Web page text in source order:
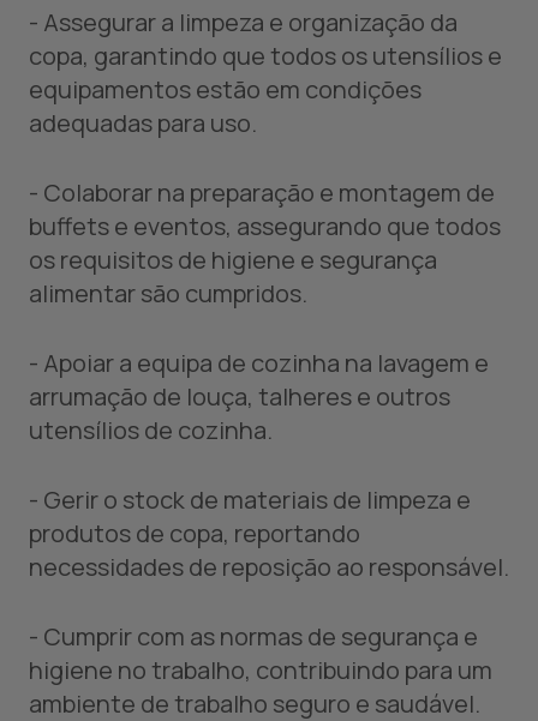
- Assegurar a limpeza e organização da
copa, garantindo que todos os utensílios e
equipamentos estão em condições
adequadas para uso.
- Colaborar na preparação e montagem de
buffets e eventos, assegurando que todos
os requisitos de higiene e segurança
alimentar são cumpridos.
- Apoiar a equipa de cozinha na lavagem e
arrumação de louça, talheres e outros
utensílios de cozinha.
- Gerir o stock de materiais de limpeza e
produtos de copa, reportando
necessidades de reposição ao responsável.
- Cumprir com as normas de segurança e
higiene no trabalho, contribuindo para um
ambiente de trabalho seguro e saudável.